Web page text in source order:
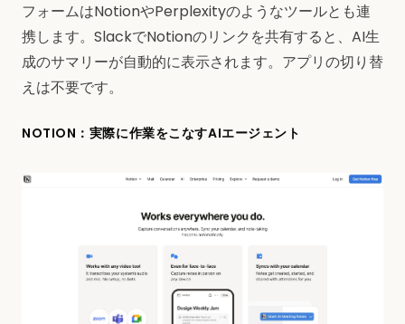
フォームはNotionやPerplexityのようなツールとも連
携します。SlackでNotionのリンクを共有すると、AI生
成のサマリーが自動的に表示されます。アプリの切り替
えは不要です。
NOTION：実際に作業をこなすAIエージェント